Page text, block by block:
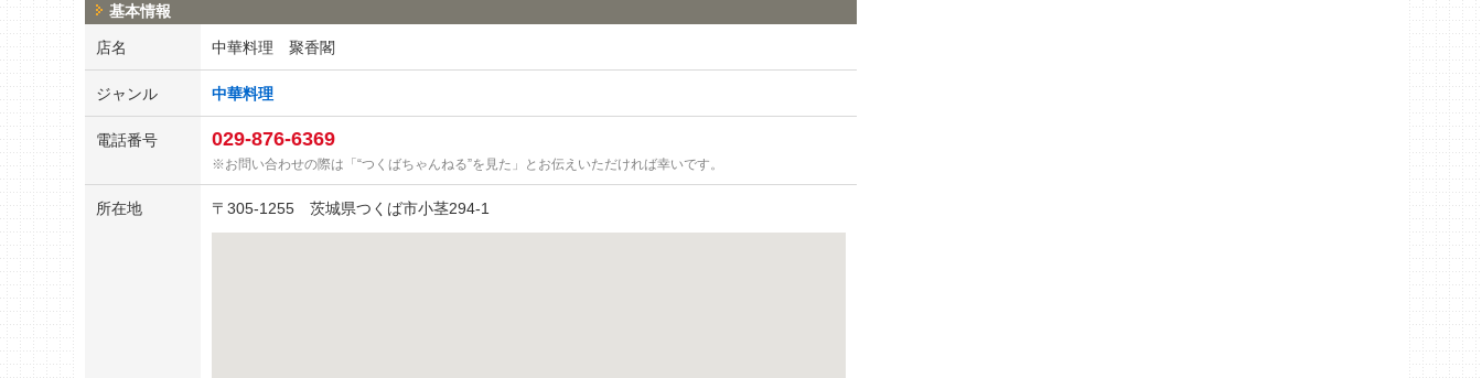
基本情報
店名 中華料理 聚香閣
ジャンル 中華料理
電話番号 029-876-6369
お問い合わせの際は「“つくばちゃんねる”を見た」とお伝えいただければ幸いです。
所在地 〒 305-1255 茨城県つくば市小茎294-1